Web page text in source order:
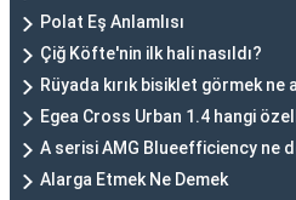
Polat Eş Anlamlısı
Çiğ Köfte'nin ilk hali nasıldı?
Rüyada kırık bisiklet görmek ne
Egea Cross Urban 1.4 hangi
A serisi AMG Blueefficiency ne
Alarga Etmek Ne Demek